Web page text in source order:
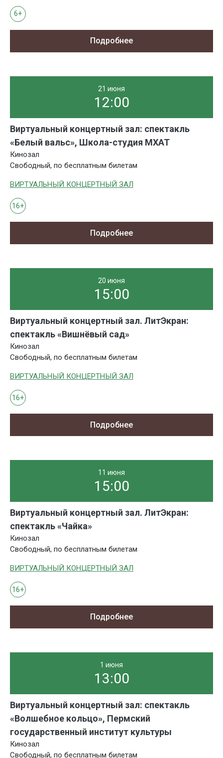
6+
Подробнее
21 июня
12:00
Виртуальный концертный зал: спектакль
«Белый вальс», Школа-студия МХАТ
Кинозал
Свободный, по бесплатным билетам
ВИРТУАЛЬНЫЙ КОНЦЕРТНЫЙ ЗАЛ
16+
Подробнее
20 июня
15:00
Виртуальный концертный зал. ЛитЭкран:
спектакль «Вишнёвый сад»
Кинозал
Свободный, по бесплатным билетам
ВИРТУАЛЬНЫЙ КОНЦЕРТНЫЙ ЗАЛ
16+
Подробнее
11 июня
15:00
Виртуальный концертный зал. ЛитЭкран:
спектакль «Чайка»
Кинозал
Свободный, по бесплатным билетам
ВИРТУАЛЬНЫЙ КОНЦЕРТНЫЙ ЗАЛ
16+
Подробнее
1 июня
13:00
Виртуальный концертный зал: спектакль
«Волшебное кольцо», Пермский
государственный институт культуры
Кинозал
Свободный, по бесплатным билетам